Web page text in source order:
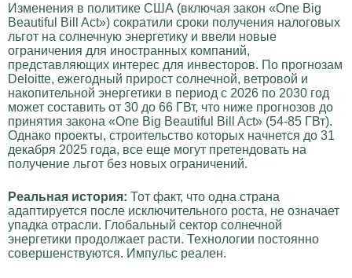
Изменения в политике США (включая закон «One Big
Beautiful Bill Act») сократили сроки получения налоговых
льгот на солнечную энергетику и ввели новые
ограничения для иностранных компаний,
представляющих интерес для инвесторов. По прогнозам
Deloitte, ежегодный прирост солнечной, ветровой и
накопительной энергетики в период с 2026 по 2030 год
может составить от 30 до 66 ГВт, что ниже прогнозов до
принятия закона «One Big Beautiful Bill Act» (54-85 ГВт).
Однако проекты, строительство которых начнется до 31
декабря 2025 года, все еще могут претендовать на
получение льгот без новых ограничений.
Реальная история: Тот факт, что одна страна
адаптируется после исключительного роста, не означает
упадка отрасли. Глобальный сектор солнечной
энергетики продолжает расти. Технологии постоянно
совершенствуются. Импульс реален.